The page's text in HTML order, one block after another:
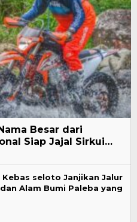
Besar dari
Siap Jajal Sirkui…
Kebas seloto Janjikan Jalur
Alam Bumi Paleba yang